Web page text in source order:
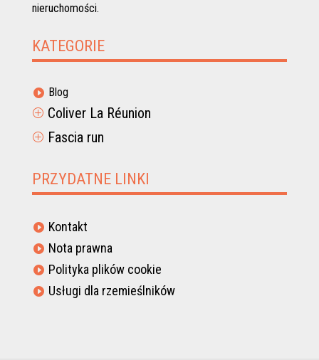
nieruchomości.
KATEGORIE
 Blog
P Coliver La Réunion
P Fascia run
PRZYDATNE LINKI
 Kontakt
 Nota prawna
 Polityka plików cookie
 Usługi dla rzemieślników